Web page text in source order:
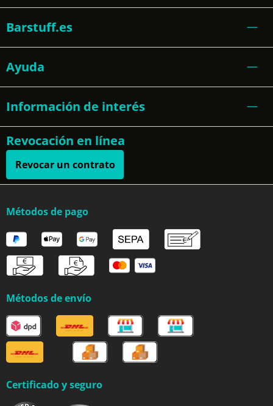
Barstuff.es
Ayuda
Información de interés
Revocación en línea
Revocar un contrato
Métodos de pago
Métodos de envío
Certificado y seguro